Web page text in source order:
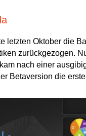
letzten Oktober die
zurückgezogen.
nach einer
Betaversion die